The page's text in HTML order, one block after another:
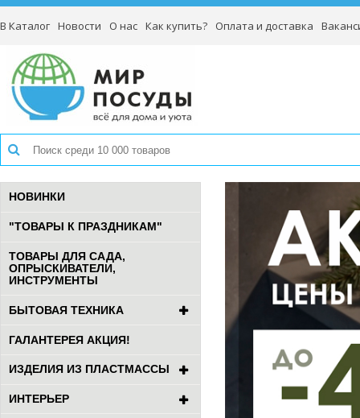
В Каталог Новости О нас Как купить? Оплата и доставка
НОВИНКИ
"ТОВАРЫ К ПРАЗДНИКАМ"
ТОВАРЫ ДЛЯ САДА,
ОПРЫСКИВАТЕЛИ,
ИНСТРУМЕНТЫ
БЫТОВАЯ ТЕХНИКА
ГАЛАНТЕРЕЯ АКЦИЯ!
ИЗДЕЛИЯ ИЗ ПЛАСТМАССЫ
ИНТЕРЬЕР